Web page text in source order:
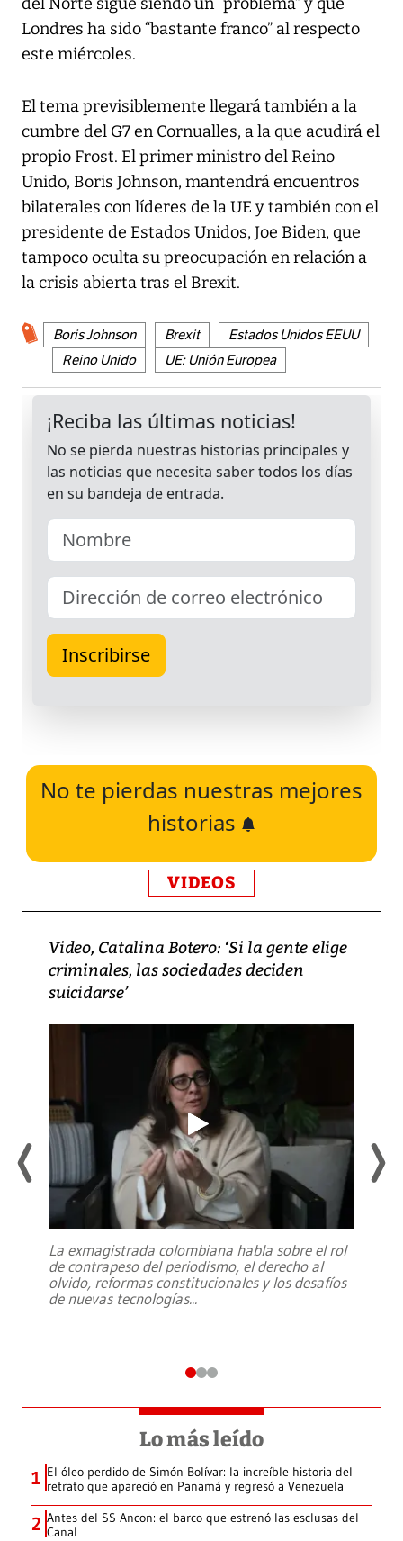
Londres ha sido “bastante franco” al respecto
este miércoles.
El tema previsiblemente llegará también a la
cumbre del G7 en Cornualles, a la que acudirá el
propio Frost. El primer ministro del Reino
Unido, Boris Johnson, mantendrá encuentros
bilaterales con líderes de la UE y también con el
presidente de Estados Unidos, Joe Biden, que
tampoco oculta su preocupación en relación a
la crisis abierta tras el Brexit.
Boris Johnson Brexit
Estados Unidos EEUU
Reino Unido
UE: Unión Europea
No te pierdas nuestras mejores
historias
VIDEOS
Video, Catalina Botero: ‘Si la gente elige
criminales, las sociedades deciden
suicidarse’
La exmagistrada colombiana habla sobre el rol
de contrapeso del periodismo, el derecho al
olvido, reformas constitucionales y los desafíos
de nuevas tecnologías...
Lo más leído
1 El óleo perdido de Simón Bolívar: la increíble historia del
retrato que apareció en Panamá y regresó a Venezuela
2 Antes del SS Ancon: el barco que estrenó las esclusas del
Canal